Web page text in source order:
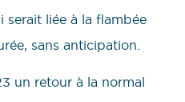
serait liée à la flambée
sans anticipation.
un retour à la normal